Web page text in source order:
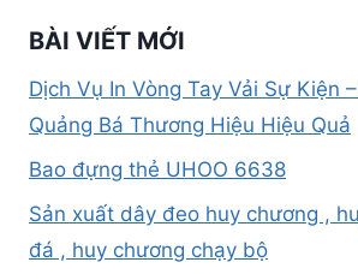
BÀI VIẾT MỚI
Dịch Vụ In Vòng Tay Vải Sự Kiện
Quảng Bá Thương Hiệu Hiệu Quả
Bao đựng thẻ UHOO 6638
Sản xuất dây đeo huy chương ,
đá , huy chương chạy bộ